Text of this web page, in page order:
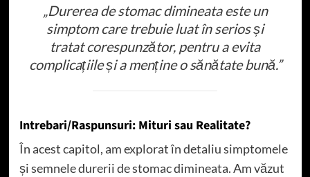
„Durerea de stomac dimineata este un
simptom care trebuie luat în serios și
tratat corespunzător, pentru a evita
complicațiile și a menține o sănătate bună.”
Intrebari/Raspunsuri: Mituri sau Realitate?
În acest capitol, am explorat în detaliu simptomele
și semnele durerii de stomac dimineata. Am văzut